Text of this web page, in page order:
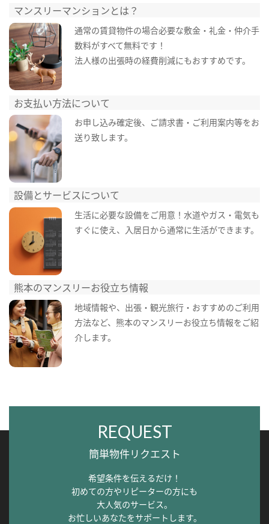
マンスリーマンションとは？
通常の賃貸物件の場合必要な敷金・礼金・仲介手
数料がすべて無料です！
法人様の出張時の経費削減にもおすすめです。
お支払い方法について
お申し込み確定後、ご請求書・ご利用案内等をお
送り致します。
設備とサービスについて
生活に必要な設備をご用意！水道やガス・電気も
すぐに使え、入居日から通常に生活ができます。
熊本のマンスリーお役立ち情報
地域情報や、出張・観光旅行・おすすめのご利用
方法など、熊本のマンスリーお役立ち情報をご紹
介します。
REQUEST
簡単物件リクエスト
希望条件を伝えるだけ！
初めての方やリピーターの方にも
大人気のサービス。
お忙しいあなたをサポートします。